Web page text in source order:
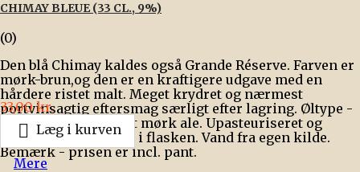
CHIMAY BLEUE (33 CL., 9%)
(0)
Den blå Chimay kaldes også Grande Réserve. Farven er
mørk-brun,og den er en kraftigere udgave med en
hårdere ristet malt. Meget krydret og nærmest
portvinsagtig eftersmag særligt efter lagring. Øltype -
Trappist - overgæret mørk ale. Upasteuriseret og
ufiltreret. Eftergæret i flasken. Vand fra egen kilde.
Bemærk - prisen er incl. pant.
Pris
33,00 kr.
 Læg i kurven
Mere